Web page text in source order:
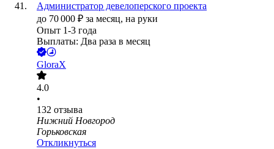
Администратор девелоперского проекта
до 70 000 ₽ за месяц, на руки
Опыт 1-3 года
Выплаты: Два раза в месяц
GloraX
4.0
•
132 отзыва
Нижний Новгород
Горьковская
Откликнуться